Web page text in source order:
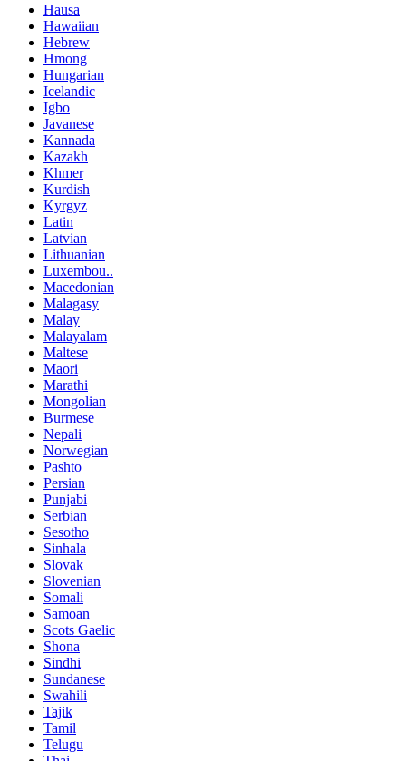
Hausa
Hawaiian
Hebrew
Hmong
Hungarian
Icelandic
Igbo
Javanese
Kannada
Kazakh
Khmer
Kurdish
Kyrgyz
Latin
Latvian
Lithuanian
Luxembou..
Macedonian
Malagasy
Malay
Malayalam
Maltese
Maori
Marathi
Mongolian
Burmese
Nepali
Norwegian
Pashto
Persian
Punjabi
Serbian
Sesotho
Sinhala
Slovak
Slovenian
Somali
Samoan
Scots Gaelic
Shona
Sindhi
Sundanese
Swahili
Tajik
Tamil
Telugu